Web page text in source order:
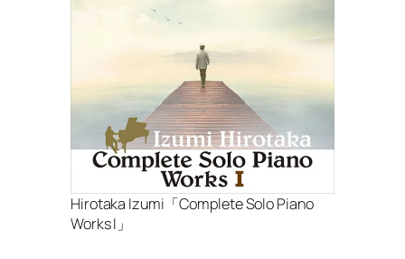
Hirotaka Izumi「Complete Solo Piano
Works I」